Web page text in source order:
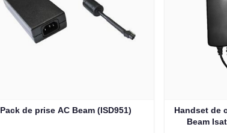
Pack de prise AC Beam (ISD951)
Handset de
Beam